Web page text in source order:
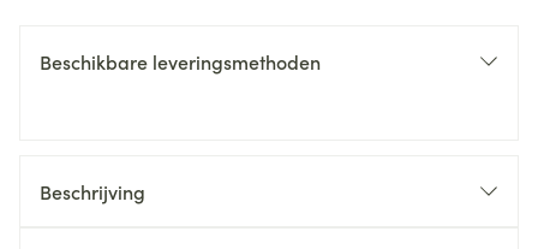
Beschikbare leveringsmethoden
Beschrijving